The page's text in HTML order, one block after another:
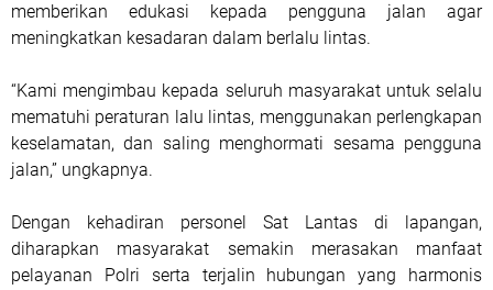
memberikan edukasi kepada pengguna jalan agar
meningkatkan kesadaran dalam berlalu lintas.
“Kami mengimbau kepada seluruh masyarakat untuk selalu
mematuhi peraturan lalu lintas, menggunakan perlengkapan
keselamatan, dan saling menghormati sesama pengguna
jalan,” ungkapnya.
Dengan kehadiran personel Sat Lantas di lapangan,
diharapkan masyarakat semakin merasakan manfaat
pelayanan Polri serta terjalin hubungan yang harmonis